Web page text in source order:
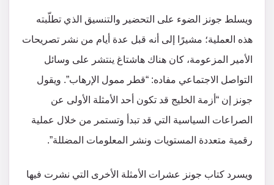
ويسلط جونز الضوء على التحضير والتنسيق الذي تطلّبته
هذه العملية؛ مشيرًا إلى أنه قبل عدة أيام من نشر تصريحات
الأمير المزعومة، كان هناك هاشتاغ ينتشر على وسائل
التواصل الاجتماعي مفاده: “قطر ممول الإرهاب”. ويقول
جونز إن “أزمة الخليج قد تكون أحد الأمثلة الأولى عن
الصراعات السياسية التي قد تبدأ وتستمر من خلال عملية
رقمية متعددة المستويات ونشر المعلومات المضللة”.
ويسرد كتاب جونز عشرات الأمثلة الأخرى التي نشرت فيها